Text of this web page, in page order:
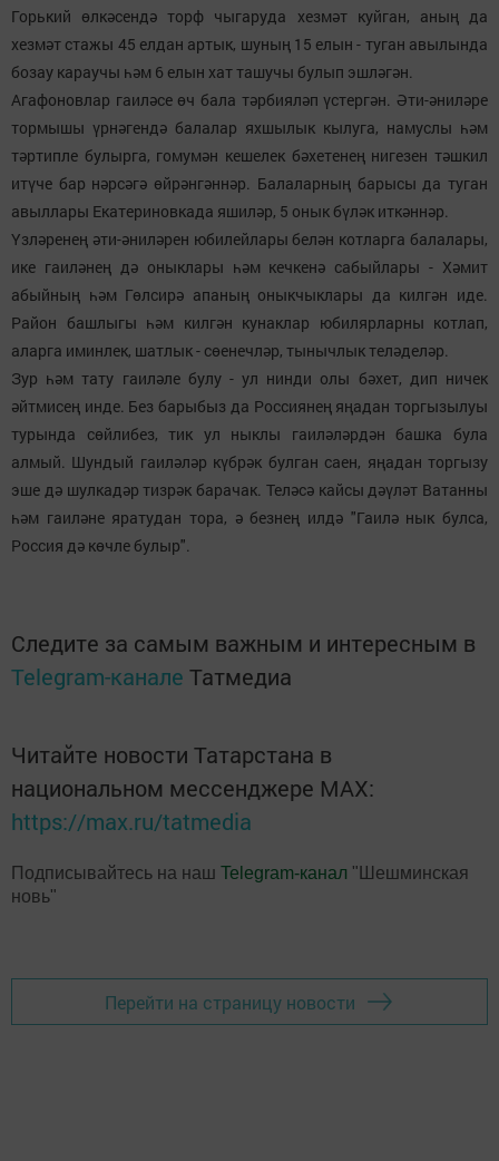
Горький өлкәсендә торф чыгаруда хезмәт куйган, аның да
хезмәт стажы 45 елдан артык, шуның 15 елын - туган авылында
бозау караучы һәм 6 елын хат ташучы булып эшләгән.
Агафоновлар гаиләсе өч бала тәрбияләп үстергән. Әти-әниләре
тормышы үрнәгендә балалар яхшылык кылуга, намуслы һәм
тәртипле булырга, гомумән кешелек бәхетенең нигезен тәшкил
итүче бар нәрсәгә өйрәнгәннәр. Балаларның барысы да туган
авыллары Екатериновкада яшиләр, 5 онык бүләк иткәннәр.
Үзләренең әти-әниләрен юбилейлары белән котларга балалары,
ике гаиләнең дә оныклары һәм кечкенә сабыйлары - Хәмит
абыйның һәм Гөлсирә апаның оныкчыклары да килгән иде.
Район башлыгы һәм килгән кунаклар юбилярларны котлап,
аларга иминлек, шатлык - сөенечләр, тынычлык теләделәр.
Зур һәм тату гаиләле булу - ул нинди олы бәхет, дип ничек
әйтмисең инде. Без барыбыз да Россиянең яңадан торгызылуы
турында сөйлибез, тик ул ныклы гаиләләрдән башка була
алмый. Шундый гаиләләр күбрәк булган саен, яңадан торгызу
эше дә шулкадәр тизрәк барачак. Теләсә кайсы дәүләт Ватанны
һәм гаиләне яратудан тора, ә безнең илдә "Гаилә нык булса,
Россия дә көчле булыр".
Следите за самым важным и интересным в
Telegram-канале Татмедиа
Читайте новости Татарстана в
национальном мессенджере MАХ:
https://max.ru/tatmedia
Подписывайтесь на наш Telegram-канал "Шешминская
новь"
Перейти на страницу новости